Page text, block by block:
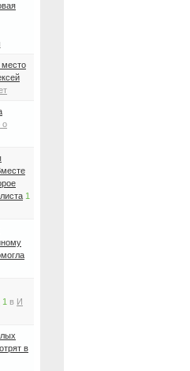
место
о
1
1 в И
в